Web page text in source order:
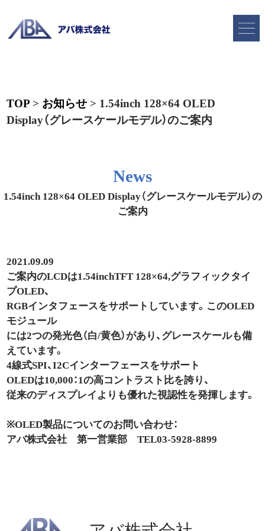
TOP > お知らせ > 1.54inch 128×64 OLED
Display（グレースケールモデル）のご案内
News
1.54inch 128×64 OLED Display（グレースケールモデル）の
ご案内
2021.09.09
ご案内のLCDは1.54inchTFT 128×64,グラフィックタイ
プOLED、
RGBインタフェースをサポートしています。このOLED
モジュール
には2つの発光色（白/黄色）があり、グレースケールも備
えています。
4線式SPI、I2Cインターフェースをサポート
OLEDは10,000：1の高コントラスト比を誇り、
従来のディスプレイよりも優れた視認性を発揮します。
※OLED製品についてのお問い合わせ：
アバ株式会社 第一営業部 TEL03-5928-8899